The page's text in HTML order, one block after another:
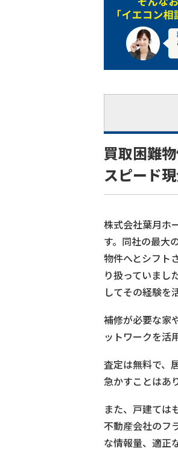
買取困難
スピード
株式会社葉月ホ
す。同社の最大
物件へとシフト
り扱っていまし
してその経験を
補修が必要な家
ットワークを活
査定は無料で、
急かすことはあ
また、戸建ては
不動産会社のフ
な情報量、適正